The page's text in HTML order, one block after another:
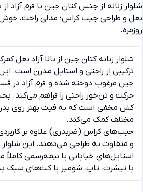
شلوار زنانه از جنس کتان جین با فرم آزاد از
بغل و طراحی جیب کراس؛ مدلی راحت،
روزمره.
شلوار زنانه کتان جین از بالا آزاد بغل
ترکیبی از راحتی و استایل مدرن است.
جین مرغوب دوخته شده و فرم آزاد در
حرکت و تن‌خور راحتی را فراهم می‌کند.
کش مخفی است که به فیت بهتر روی
مختلف کمک می‌کند.
جیب‌های کراس (ضربدری) علاوه بر
و متفاوت به طراحی می‌دهند. این شلوار
استایل‌های خیابانی یا نیمه‌رسمی
با تیشرت، تاپ، شومیز یا کت‌های سبک